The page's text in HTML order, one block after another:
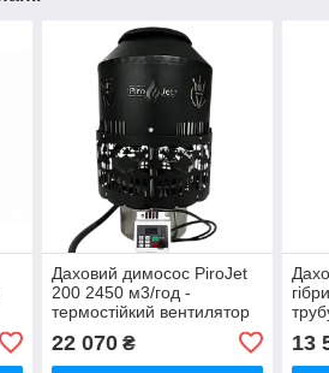
Даховий димосос PiroJet
200 2450 м3/год -
термостійкий вентилятор
22 070₴ 13